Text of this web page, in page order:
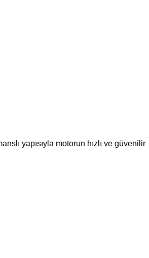
yapısıyla motorun hızlı ve güvenilir